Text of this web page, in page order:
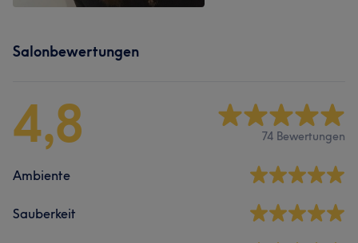
Salonbewertungen
4,8 74 Bewertungen
Ambiente
Sauberkeit